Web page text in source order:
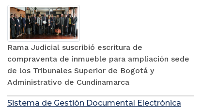
Rama Judicial suscribió escritura de
compraventa de inmueble para ampliación sede
de los Tribunales Superior de Bogotá y
Administrativo de Cundinamarca
Sistema de Gestión Documental Electrónica